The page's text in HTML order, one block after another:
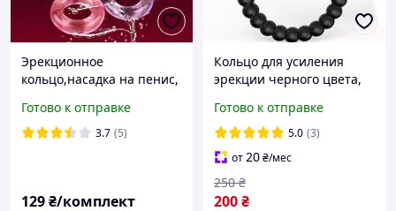
Эрекционное
кольцо,насадка на пенис,
для продления полового
акта и эрекции
Готово к отправке
3.7 (5)
129₴/комплект
Кольцо для усиления
эрекции черного цвета,
полового акта
Готово к отправке
5.0 (3)
от20₴/мес
200₴
250 ₴